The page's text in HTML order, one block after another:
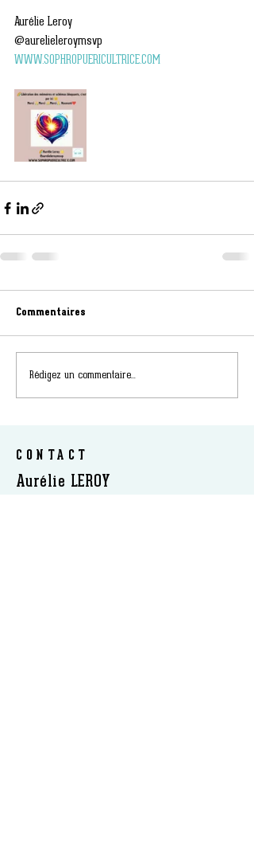
Aurélie Leroy
@aurelieleroymsvp
WWW.SOPHROPUERICULTRICE.COM
Commentaires
Rédigez un commentaire...
CONTACT
Aurélie LEROY